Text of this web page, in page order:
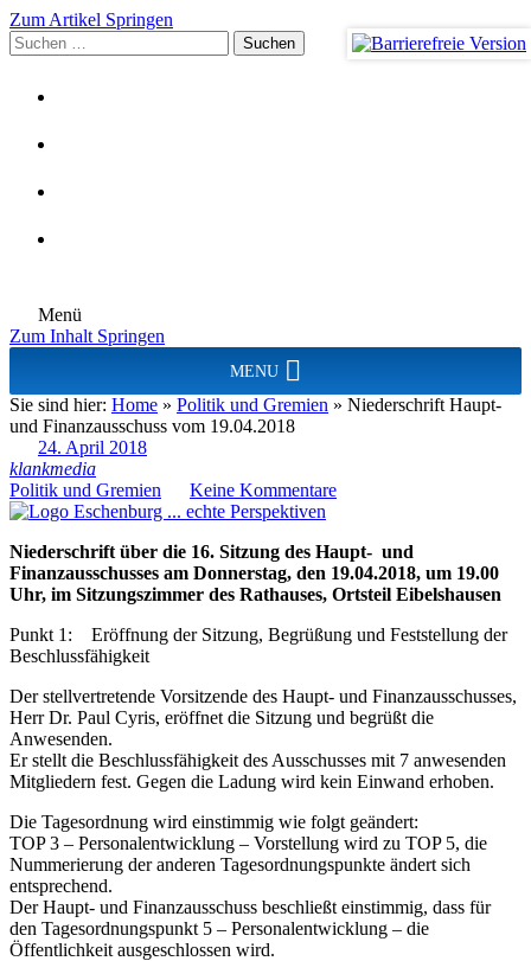
Zum Artikel Springen
Suchen
nach:
Menü
Zum Inhalt Springen
MENU
Sie sind hier: Home » Politik und Gremien » Niederschrift Haupt-
und Finanzausschuss vom 19.04.2018
24. April 2018
klankmedia
Politik und Gremien
Keine Kommentare
Niederschrift über die 16. Sitzung des Haupt- und
Finanzausschusses am Donnerstag, den 19.04.2018, um 19.00
Uhr, im Sitzungszimmer des Rathauses, Ortsteil Eibelshausen
Punkt 1: Eröffnung der Sitzung, Begrüßung und Feststellung der
Beschlussfähigkeit
Der stellvertretende Vorsitzende des Haupt- und Finanzausschusses,
Herr Dr. Paul Cyris, eröffnet die Sitzung und begrüßt die
Anwesenden.
Er stellt die Beschlussfähigkeit des Ausschusses mit 7 anwesenden
Mitgliedern fest. Gegen die Ladung wird kein Einwand erhoben.
Die Tagesordnung wird einstimmig wie folgt geändert:
TOP 3 – Personalentwicklung – Vorstellung wird zu TOP 5, die
Nummerierung der anderen Tagesordnungspunkte ändert sich
entsprechend.
Der Haupt- und Finanzausschuss beschließt einstimmig, dass für
den Tagesordnungspunkt 5 – Personalentwicklung – die
Öffentlichkeit ausgeschlossen wird.